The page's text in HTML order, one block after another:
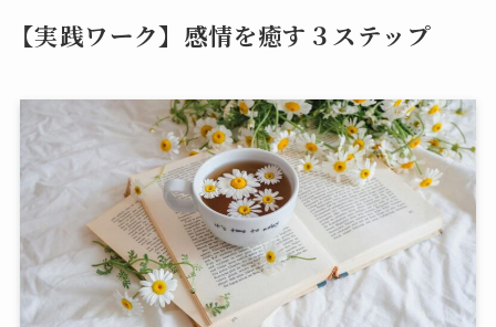
【実践ワーク】感情を癒す３ステップ